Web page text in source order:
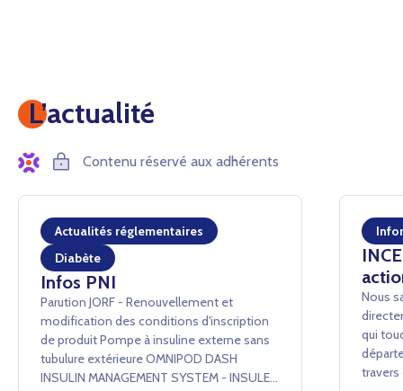
L’actualité
Contenu réservé aux adhérents
Actualités réglementaires
Diabète
Infos PNI
Parution JORF - Renouvellement et
modification des conditions d'inscription
de produit Pompe à insuline externe sans
tubulure extérieure OMNIPOD DASH
INSULIN MANAGEMENT SYSTEM - INSULET
Nous
qui